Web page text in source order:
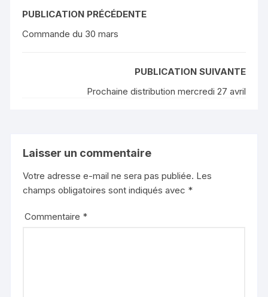
PUBLICATION PRÉCÉDENTE
Commande du 30 mars
PUBLICATION SUIVANTE
Prochaine distribution mercredi 27 avril
Laisser un commentaire
Votre adresse e-mail ne sera pas publiée. Les
champs obligatoires sont indiqués avec *
Commentaire *